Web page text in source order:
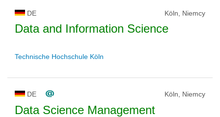
DE Köln, Niemcy
Data and Information Science
Technische Hochschule Köln
DE Köln, Niemcy
Data Science Management